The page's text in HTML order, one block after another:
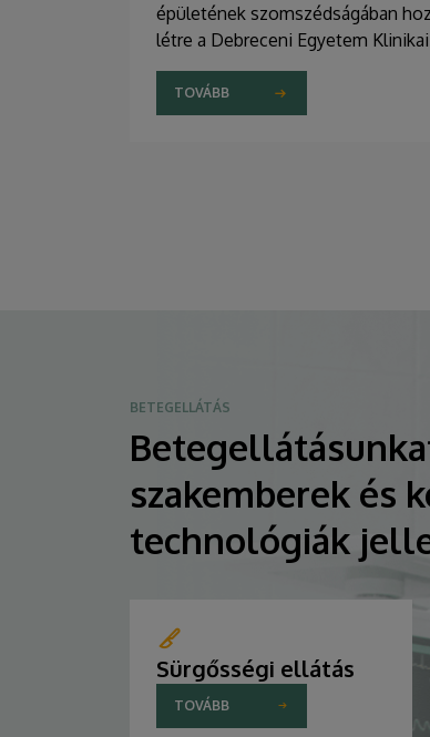
épületének szomszédságában
létre a Debreceni Egyetem Klinikai
Központ Kenézy Gyula Campusán.
területet várhatóan augusztusban
meg a járművek előtt.
TOVÁBB
BETEGELLÁTÁS
szakemberek és
technológiák
Sürgősségi ellátás
TOVÁBB